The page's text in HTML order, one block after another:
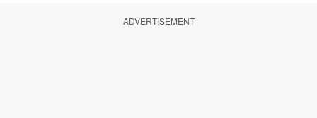
ADVERTISEMENT